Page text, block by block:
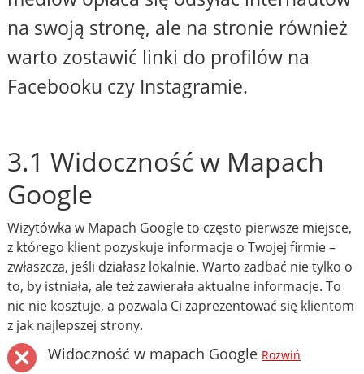
na swoją stronę, ale na stronie również
warto zostawić linki do profilów na
Facebooku czy Instagramie.
3.1 Widoczność w Mapach
Google
Wizytówka w Mapach Google to często pierwsze miejsce,
z którego klient pozyskuje informacje o Twojej firmie –
zwłaszcza, jeśli działasz lokalnie. Warto zadbać nie tylko o
to, by istniała, ale też zawierała aktualne informacje. To
nic nie kosztuje, a pozwala Ci zaprezentować się klientom
z jak najlepszej strony.
Widoczność w mapach Google Rozwiń